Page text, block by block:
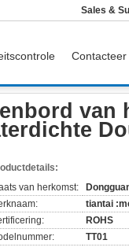
Sales &
Contacteer
van
van herkomst:
tiantai
ROHS
TT01